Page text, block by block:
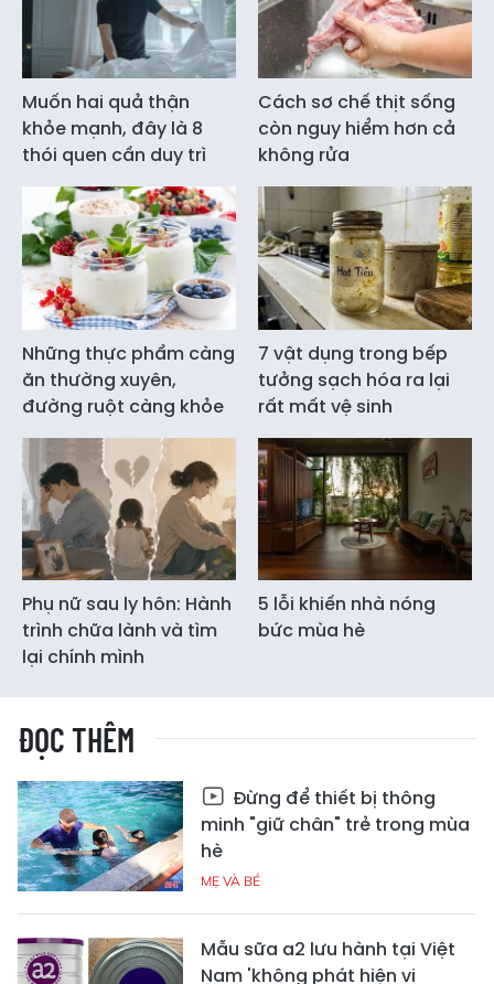
Muốn hai quả thận
khỏe mạnh, đây là 8
thói quen cần duy trì
Cách sơ chế thịt sống
còn nguy hiểm hơn cả
không rửa
Những thực phẩm càng
ăn thường xuyên,
đường ruột càng khỏe
7 vật dụng trong bếp
tưởng sạch hóa ra lại
rất mất vệ sinh
Phụ nữ sau ly hôn: Hành
trình chữa lành và tìm
lại chính mình
5 lỗi khiến nhà nóng
bức mùa hè
ĐỌC THÊM
Đừng để thiết bị thông
minh "giữ chân" trẻ trong mùa
hè
MẸ VÀ BÉ
Mẫu sữa a2 lưu hành tại Việt
Nam 'không phát hiện vi